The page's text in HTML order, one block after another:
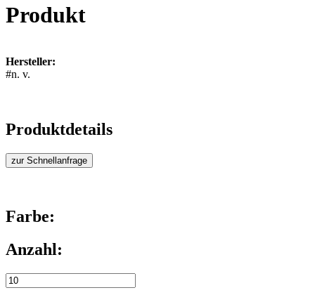
Produkt
Hersteller:
#n. v.
Produktdetails
zur Schnellanfrage
Farbe:
Anzahl: